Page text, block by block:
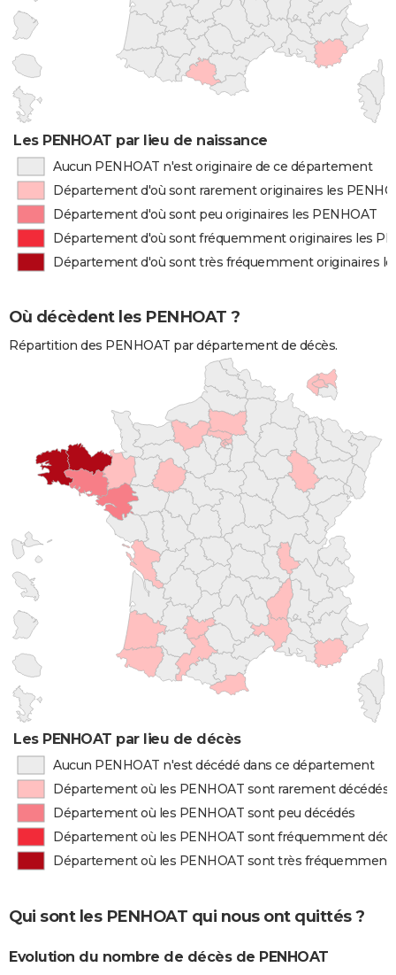
Les PENHOAT par lieu de naissance
Aucun PENHOAT n'est originaire de ce département
Département d'où sont rarement originaires les
Département d'où sont peu originaires les PENHOAT
Département d'où sont fréquemment originaires les
Département d'où sont très fréquemment originaires
Où décèdent les PENHOAT ?
Répartition des PENHOAT par département de décès.
Les PENHOAT par lieu de décès
Aucun PENHOAT n'est décédé dans ce département
Département où les PENHOAT sont rarement décédés
Département où les PENHOAT sont peu décédés
Département où les PENHOAT sont fréquemment
Département où les PENHOAT sont très fréquemment
Qui sont les PENHOAT qui nous ont quittés ?
Evolution du nombre de décès de PENHOAT